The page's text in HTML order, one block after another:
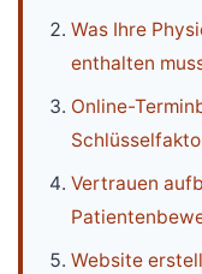
Was Ihre
enthalten
Online-
Vertrauen
Website